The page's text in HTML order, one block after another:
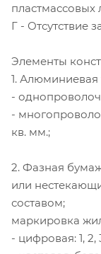
пластмассовых
Г - Отсутствие
Элементы
1.
-
-
кв. мм.;
2. Фазная
или
составом;
маркировка
- цифровая: 1, 2,